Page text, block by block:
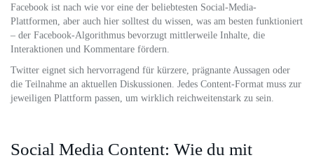
Facebook ist nach wie vor eine der beliebtesten Social-Media-
Plattformen, aber auch hier solltest du wissen, was am besten funktioniert
– der Facebook-Algorithmus bevorzugt mittlerweile Inhalte, die
Interaktionen und Kommentare fördern.
Twitter eignet sich hervorragend für kürzere, prägnante Aussagen oder
die Teilnahme an aktuellen Diskussionen. Jedes Content-Format muss zur
jeweiligen Plattform passen, um wirklich reichweitenstark zu sein.
Social Media Content: Wie du mit